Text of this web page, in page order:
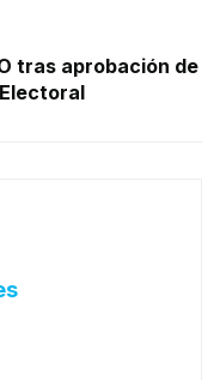
tras aprobación de